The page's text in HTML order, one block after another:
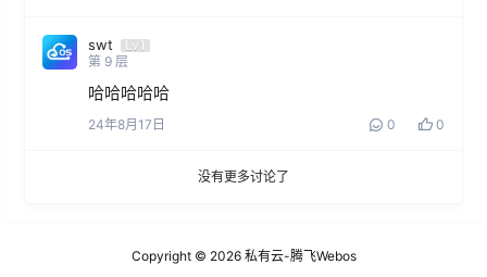
swt
Lv1
第 9 层
哈哈哈哈哈
24年8月17日 0 0
没有更多讨论了
Copyright © 2026私有云-腾飞Webos